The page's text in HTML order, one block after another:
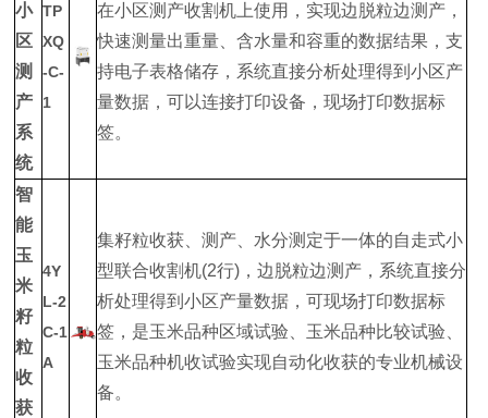
小
区
测
产
系
统
TP
XQ
-C-
1
在小区测产收割机上使用，实现边脱粒边测产，
快速测量出重量、含水量和容重的数据结果，支
持电子表格储存，系统直接分析处理得到小区产
量数据，可以连接打印设备，现场打印数据标
签。
智
能
玉
米
籽
粒
收
获
4Y
L-2
C-1
A
集籽粒收获、测产、水分测定于一体的自走式小
型联合收割机(2行)，边脱粒边测产，系统直接分
析处理得到小区产量数据，可现场打印数据标
签，是玉米品种区域试验、玉米品种比较试验、
玉米品种机收试验实现自动化收获的专业机械设
备。